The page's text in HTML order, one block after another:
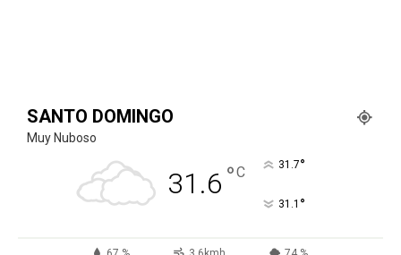
SANTO DOMINGO
Muy Nuboso
31.6 °C 31.7°
31.1 °